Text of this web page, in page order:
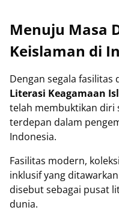
Menuju Masa
Keislaman di
Dengan segala fasilitas
Literasi Keagamaan
telah membuktikan diri
terdepan dalam
Indonesia.
Fasilitas modern,
inklusif yang
disebut sebagai pusat
dunia.